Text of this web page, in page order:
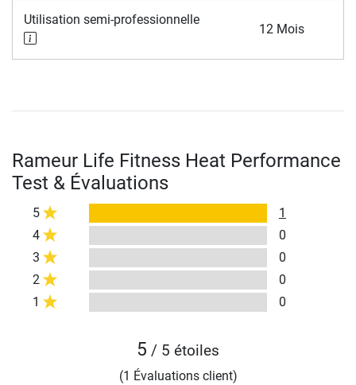
Utilisation semi-professionnelle
12 Mois
Rameur Life Fitness Heat Performance
Test & Évaluations
5
1
4
0
3
0
2
0
1
0
5 / 5 étoiles
(1 Évaluations client)